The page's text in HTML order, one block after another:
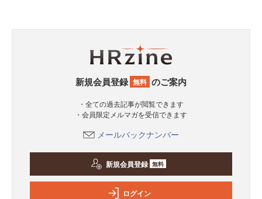
新規会員登録 無料 のご案内
・全ての過去記事が閲覧できます
・会員限定メルマガを受信できます
メールバックナンバー
新規会員登録 無料
ログイン